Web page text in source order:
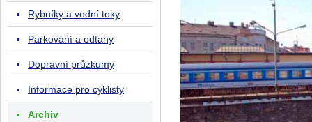
Rybníky a vodní toky
Parkování a odtahy
Dopravní průzkumy
Informace pro cyklisty
Archiv